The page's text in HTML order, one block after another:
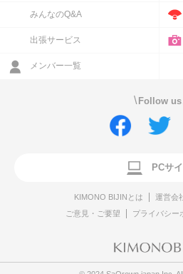
みんなのQ&A
出張サービス
メンバー一覧
\ Follow us
PCサイ
KIMONO BIJINとは 運営会
ご意見・ご要望
プライバシー